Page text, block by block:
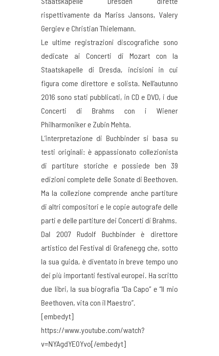
rispettivamente da Mariss Jansons, Valery
Gergiev e Christian Thielemann.
Le ultime registrazioni discografiche sono
dedicate ai Concerti di Mozart con la
Staatskapelle di Dresda, incisioni in cui
figura come direttore e solista. Nell’autunno
2016 sono stati pubblicati, in CD e DVD, i due
Concerti di Brahms con i Wiener
Philharmoniker e Zubin Mehta.
L’interpretazione di Buchbinder si basa su
testi originali: è appassionato collezionista
di partiture storiche e possiede ben 39
edizioni complete delle Sonate di Beethoven.
Ma la collezione comprende anche partiture
di altri compositori e le copie autografe delle
parti e delle partiture dei Concerti di Brahms.
Dal 2007 Rudolf Buchbinder è direttore
artistico del Festival di Grafenegg che, sotto
la sua guida, è diventato in breve tempo uno
dei più importanti festival europei. Ha scritto
due libri, la sua biografia “Da Capo” e “Il mio
Beethoven, vita con il Maestro”.
[embedyt]
https://www.youtube.com/watch?
v=NYAgdYEOYvo[/embedyt]